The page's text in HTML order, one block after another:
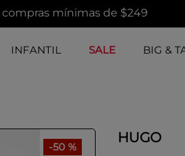
mínimas de $249
INFANTIL SALE BIG &
-50 %
HUGO